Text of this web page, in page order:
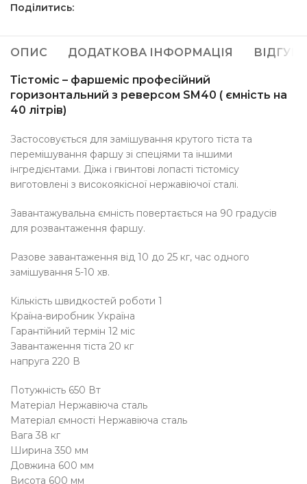
Поділитись:
ОПИС ДОДАТКОВА ІНФОРМАЦІЯ
Тістоміс – фаршеміс професійний
горизонтальний з реверсом SM40 ( ємність на
40 літрів)
Застосовується для замішування крутого тіста та
перемішування фаршу зі спеціями та іншими
інгредієнтами. Діжа і гвинтові лопасті тістомісу
виготовлені з високоякісної нержавіючої сталі.
Завантажувальна ємність повертається на 90 градусів
для розвантаження фаршу.
Разове завантаження від 10 до 25 кг, час одного
замішування 5-10 хв.
Кількість швидкостей роботи 1
Країна-виробник Україна
Гарантійний термін 12 міс
Завантаження тіста 20 кг
напруга 220 В
Потужність 650 Вт
Матеріал Нержавіюча сталь
Матеріал ємності Нержавіюча сталь
Вага 38 кг
Ширина 350 мм
Довжина 600 мм
Висота 600 мм